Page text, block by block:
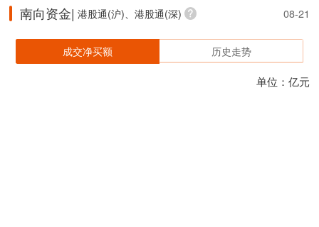
南向资金| 港股通(沪)、港股通(深) 08-21
成交净买额 历史走势
单位：亿元